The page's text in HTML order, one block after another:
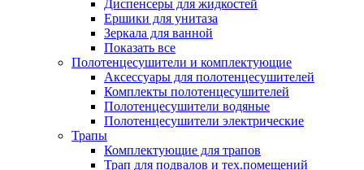
Диспенсеры для жидкостей
Ершики для унитаза
Зеркала для ванной
Показать все
Полотенцесушители и комплектующие
Аксессуары для полотенцесушителей
Комплекты полотенцесушителей
Полотенцесушители водяные
Полотенцесушители электрические
Трапы
Комплектующие для трапов
Трап для подвалов и тех.помещений